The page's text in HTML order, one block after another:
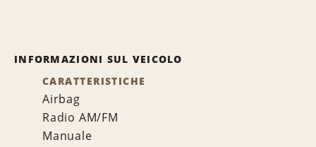
INFORMAZIONI SUL VEICOLO
CARATTERISTICHE
Airbag
Radio AM/FM
Manuale